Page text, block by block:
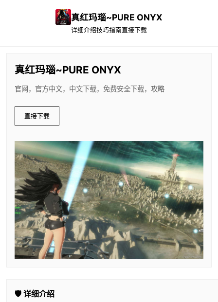
真红玛瑙~PURE ONYX
详细介绍技巧指南直接下载
真红玛瑙~PURE ONYX
官网，官方中文，中文下载，免费安全下载，攻略
直接下载
🛡️ 详细介绍